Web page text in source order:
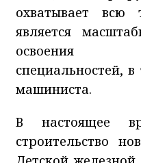
охватывает
является
освоения
специальностей,
машиниста.
В настоящее
строительство